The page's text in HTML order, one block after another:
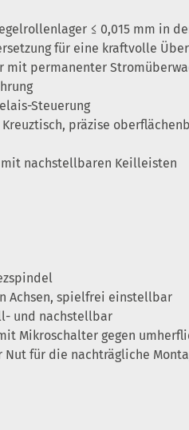
≤ 0,015 mm in
für eine kraftvolle
mit permanenter
Steuerung
präzise
nachstellbaren Keilleisten
Achsen, spielfrei einstellbar
und nachstellbar
Mikroschalter gegen
Nut für die nachträgliche